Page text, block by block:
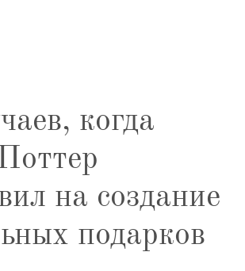
когда
на создание
подарков